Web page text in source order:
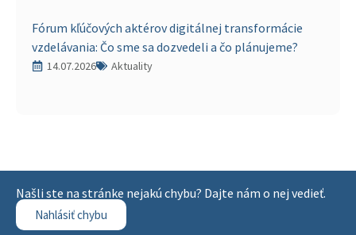
Fórum kľúčových aktérov digitálnej transformácie
vzdelávania: Čo sme sa dozvedeli a čo plánujeme?
14.07.2026 Aktuality
Našli ste na stránke nejakú chybu? Dajte nám o nej vedieť.
Nahlásiť chybu